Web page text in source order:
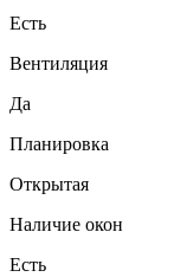
Есть
Вентиляция
Да
Планировка
Открытая
Наличие окон
Есть